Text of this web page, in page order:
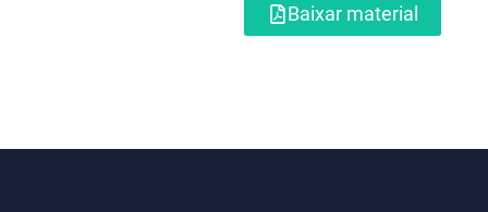
o quadro de
Baixar material